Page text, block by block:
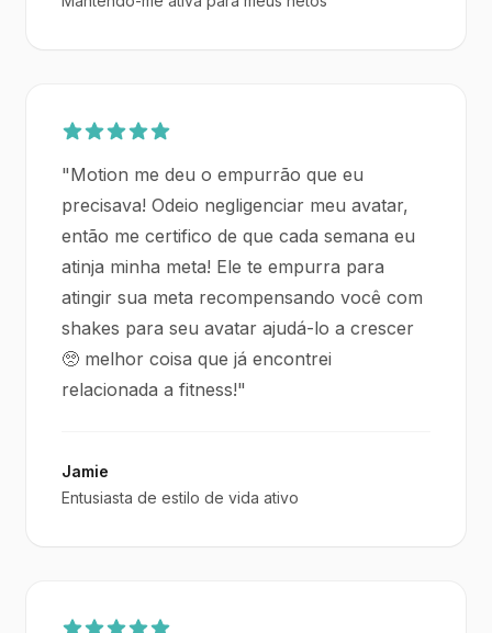
"Motion me deu o empurrão que eu
precisava! Odeio negligenciar meu avatar,
então me certifico de que cada semana eu
atinja minha meta! Ele te empurra para
atingir sua meta recompensando você com
shakes para seu avatar ajudá-lo a crescer
🥺 melhor coisa que já encontrei
relacionada a fitness!"
Jamie
Entusiasta de estilo de vida ativo